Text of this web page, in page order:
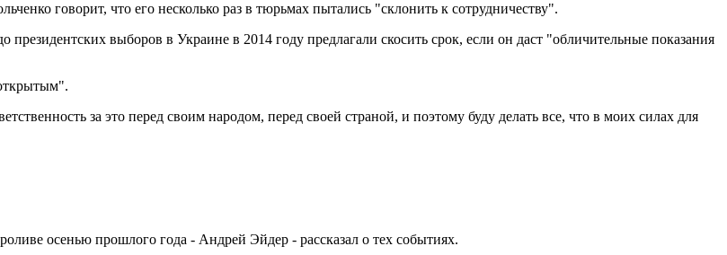
говорит, что его несколько раз в тюрьмах пытались "склонить к сотрудничеству".
президентских выборов в Украине в 2014 году предлагали скосить срок, если он даст "обличительные показания
за это перед своим народом, перед своей страной, и поэтому буду делать все, что в моих силах для
осенью прошлого года - Андрей Эйдер - рассказал о тех событиях.